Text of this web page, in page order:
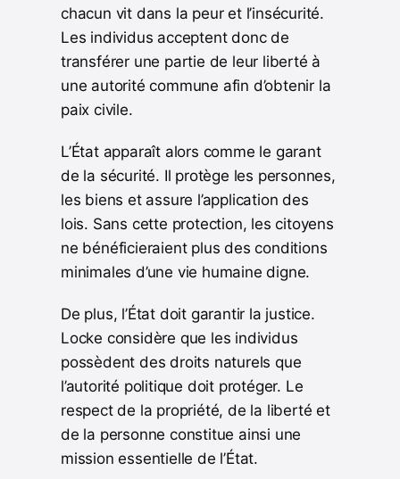
chacun vit dans la peur et l’insécurité.
Les individus acceptent donc de
transférer une partie de leur liberté à
une autorité commune afin d’obtenir la
paix civile.
L’État apparaît alors comme le garant
de la sécurité. Il protège les personnes,
les biens et assure l’application des
lois. Sans cette protection, les citoyens
ne bénéficieraient plus des conditions
minimales d’une vie humaine digne.
De plus, l’État doit garantir la justice.
Locke considère que les individus
possèdent des droits naturels que
l’autorité politique doit protéger. Le
respect de la propriété, de la liberté et
de la personne constitue ainsi une
mission essentielle de l’État.